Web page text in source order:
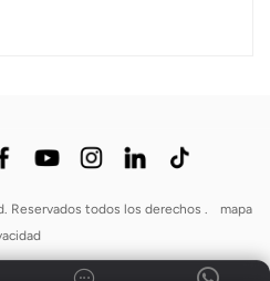
del territorio nacional se
como el trigo, el maíz,
se están digitalizando,
enfocándose en la
que se observan en
de obra, aumento de los
climáticos
Reservados todos los derechos .
mapa